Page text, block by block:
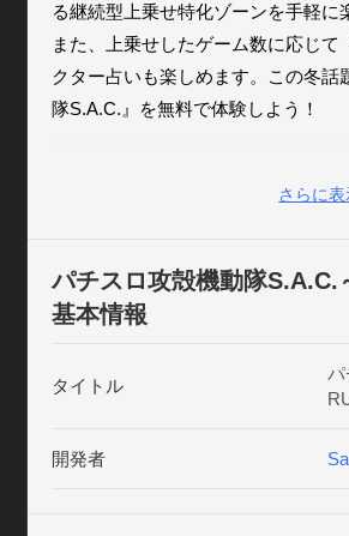
る継続型上乗せ特化ゾーンを手軽に
また、上乗せしたゲーム数に応じて
クター占いも楽しめます。この冬
隊S.A.C.』を無料で体験しよう！
※本アプリケーションは、日本国内
※通信端末自体若しくはOSのプログ
※SIMロック解除アプリ、シャッタ
リなども本アプリの起動に影響する
さらに表
パチスロ攻殻機動隊S.A.C.
基本情報
タイトル
パ
開発者